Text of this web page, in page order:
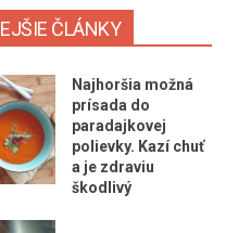
ČLÁNKY
Najhoršia možná
prísada do
paradajkovej
polievky. Kazí chuť
a je zdraviu
škodlivý